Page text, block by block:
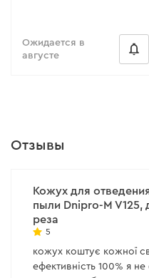
Ожидается в
августе
Отзывы
Кожух для
пыли Dnipro-M V125,
реза
5
кожух коштує кожної
ефективність 100% я не